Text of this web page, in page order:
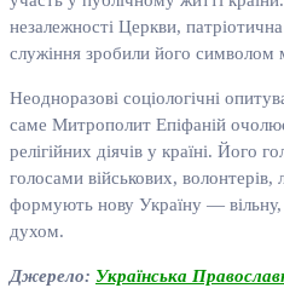
незалежності Церкви,
служіння зробили його символом
Неодноразові соціологічні
саме Митрополит Епіфаній
релігійних діячів у країні. Його
голосами військових, волонтерів,
формують нову Україну —
духом.
Джерело: Українська